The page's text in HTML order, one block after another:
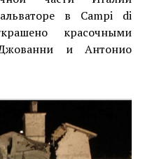
в Campi di
красочными
и Антонио